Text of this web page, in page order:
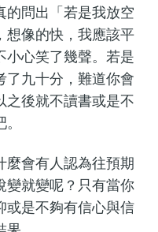
的問出「若是我放空
想像的快，我應該平
小心笑了幾聲。若是
了九十分，難道你會
之後就不讀書或是不
會有人認為往預期
變就變呢？只有當你
或是不夠有信心與信